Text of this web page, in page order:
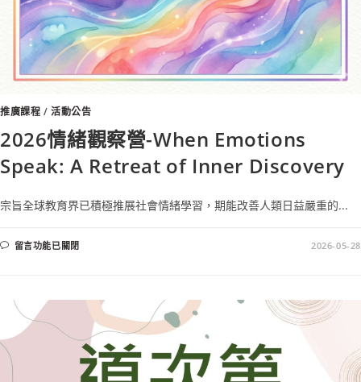
推廣課程 /活動公告
2026情緒觀察營-When Emotions
Speak: A Retreat of Inner Discovery
宗旨全球教育界已積極推展社會情緒學習，期能改善人類日益嚴重的...
留言功能已關閉 2026-05-28